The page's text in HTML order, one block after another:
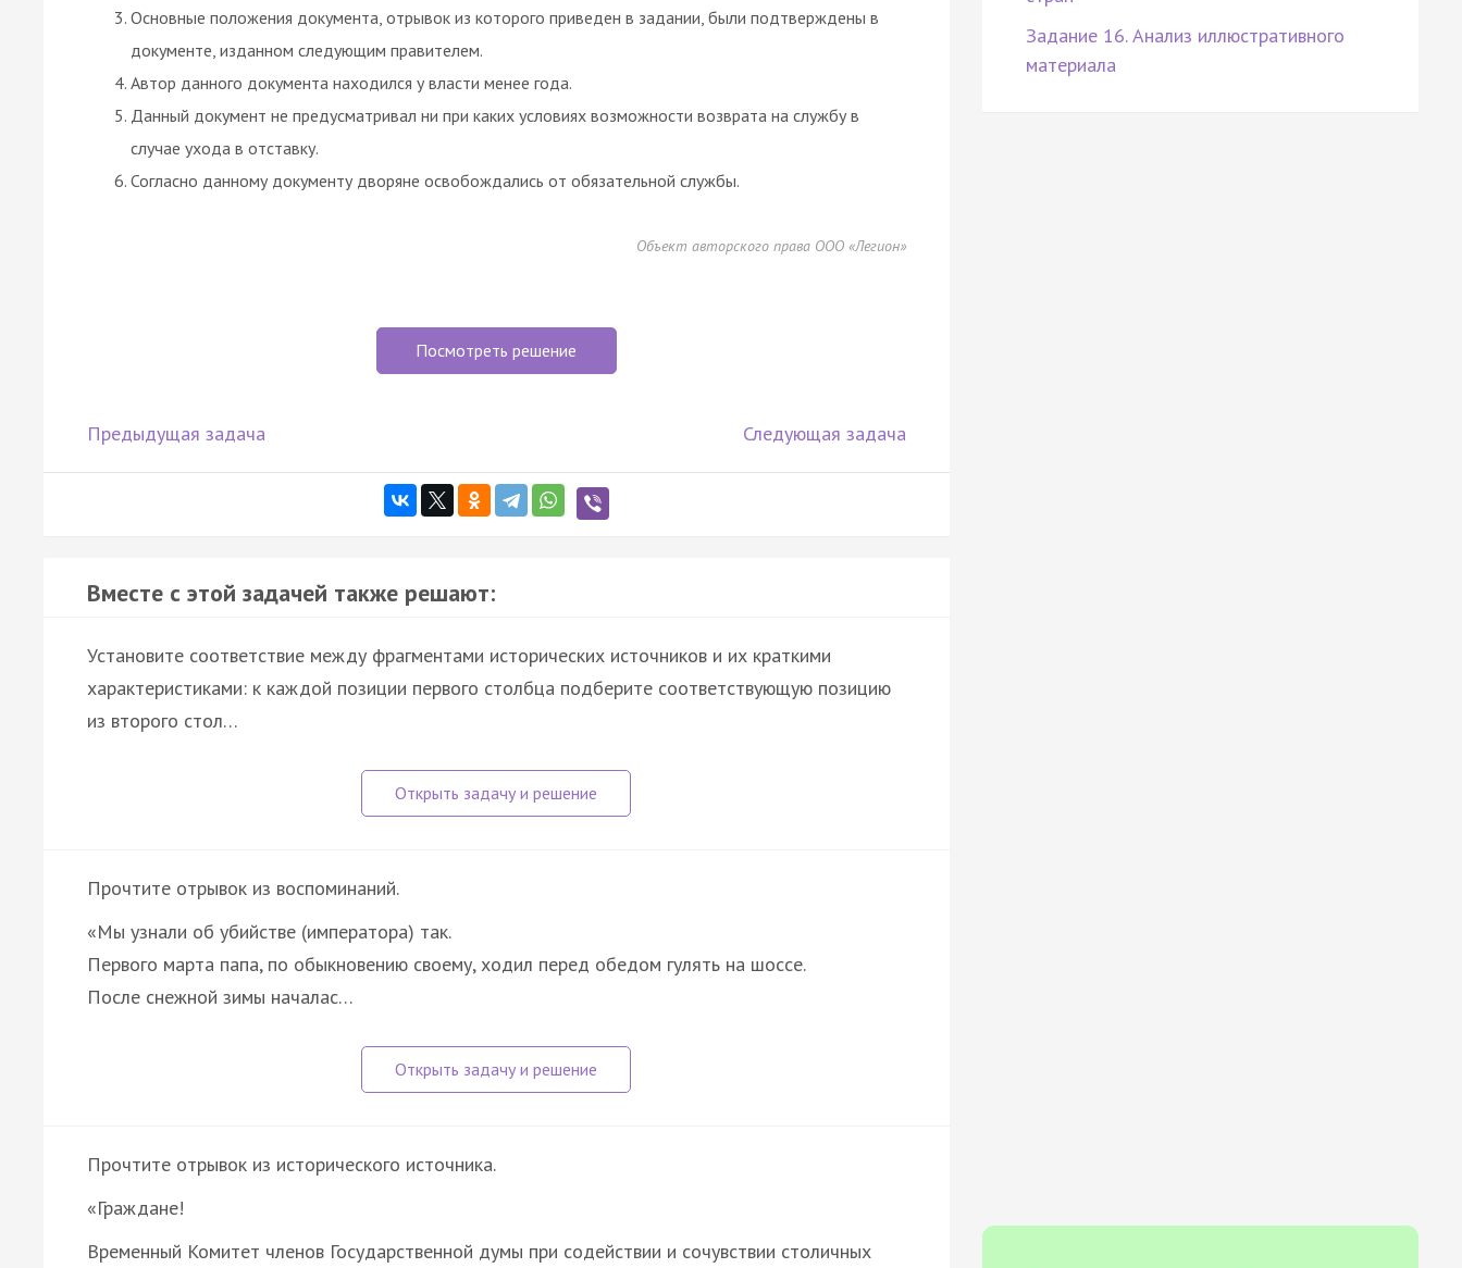
Основные положения документа, отрывок из которого приведен в задании, были подтверждены в
документе, изданном следующим правителем.
Автор данного документа находился у власти менее года.
Данный документ не предусматривал ни при каких условиях возможности возврата на службу в
случае ухода в отставку.
Согласно данному документу дворяне освобождались от обязательной службы.
Объект авторского права ООО «Легион»
Посмотреть решение
Предыдущая задача Следующая задача
Вместе с этой задачей также решают:
Установите соответствие между фрагментами исторических источников и их краткими
характеристиками: к каждой позиции первого столбца подберите соответствующую позицию
из второго стол…
Прочтите отрывок из воспоминаний.
«Мы узнали об убийстве (императора) так.
Первого марта папа, по обыкновению своему, ходил перед обедом гулять на шоссе.
После снежной зимы началас…
Прочтите отрывок из исторического источника.
«Граждане!
Временный Комитет членов Государственной думы при содействии и сочувствии столичных
Задание 16. Анализ иллюстративного
материала